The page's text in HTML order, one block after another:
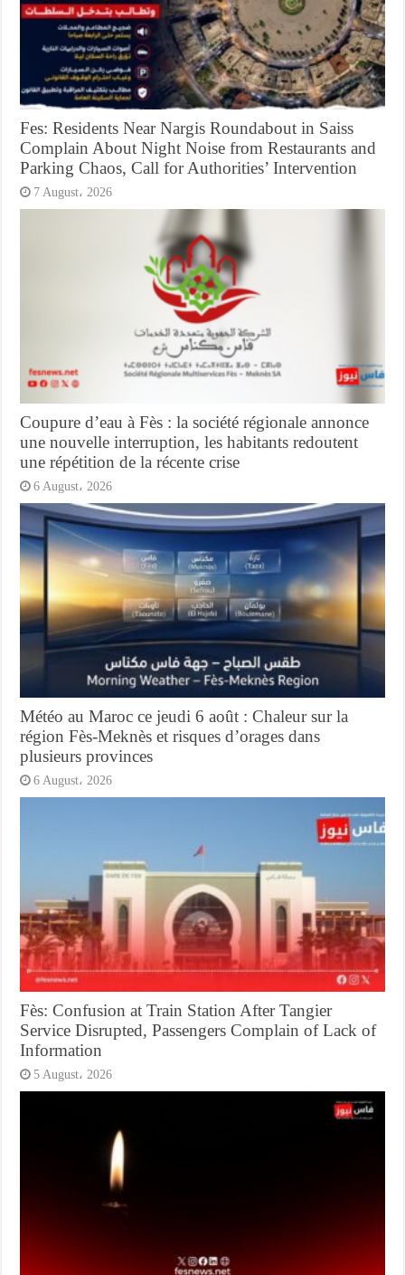
Fes: Residents Near Nargis Roundabout in Saiss
Complain About Night Noise from Restaurants and
Parking Chaos, Call for Authorities’ Intervention
7 August، 2026
Coupure d’eau à Fès : la société régionale annonce
une nouvelle interruption, les habitants redoutent
une répétition de la récente crise
6 August، 2026
Météo au Maroc ce jeudi 6 août : Chaleur sur la
région Fès-Meknès et risques d’orages dans
plusieurs provinces
6 August، 2026
Fès: Confusion at Train Station After Tangier
Service Disrupted, Passengers Complain of Lack of
Information
5 August، 2026